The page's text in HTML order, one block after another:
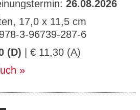
26.08.2026
17,0 x 11,5 cm
3-96739-287-6
(D) | € 11,30 (A)